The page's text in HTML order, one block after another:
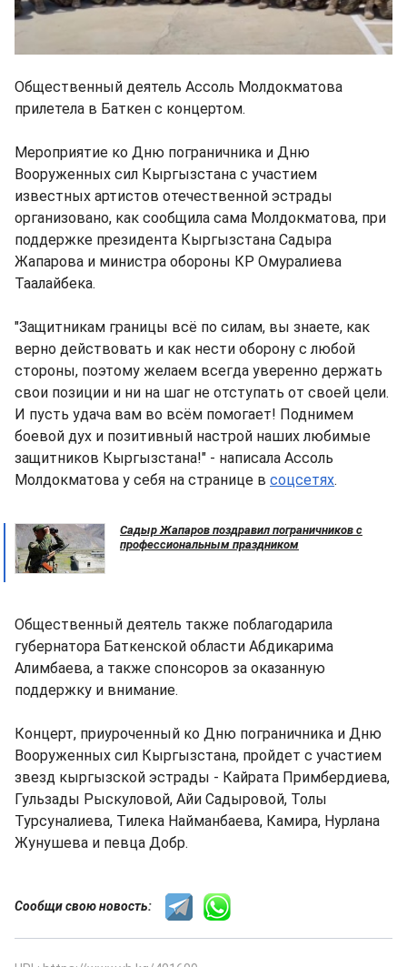
Общественный деятель Ассоль Молдокматова
прилетела в Баткен с концертом.
Мероприятие ко Дню пограничника и Дню
Вооруженных сил Кыргызстана с участием
известных артистов отечественной эстрады
организовано, как сообщила сама Молдокматова, при
поддержке президента Кыргызстана Садыра
Жапарова и министра обороны КР Омуралиева
Таалайбека.
"Защитникам границы всё по силам, вы знаете, как
верно действовать и как нести оборону с любой
стороны, поэтому желаем всегда уверенно держать
свои позиции и ни на шаг не отступать от своей цели.
И пусть удача вам во всём помогает! Поднимем
боевой дух и позитивный настрой наших любимые
защитников Кыргызстана!" - написала Ассоль
Молдокматова у себя на странице в соцсетях.
Садыр Жапаров поздравил пограничников с
профессиональным праздником
Общественный деятель также поблагодарила
губернатора Баткенской области Абдикарима
Алимбаева, а также спонсоров за оказанную
поддержку и внимание.
Концерт, приуроченный ко Дню пограничника и Дню
Вооруженных сил Кыргызстана, пройдет с участием
звезд кыргызской эстрады - Кайрата Примбердиева,
Гульзады Рыскуловой, Айи Садыровой, Толы
Турсуналиева, Тилека Найманбаева, Камира, Нурлана
Жунушева и певца Добр.
Сообщи свою новость: